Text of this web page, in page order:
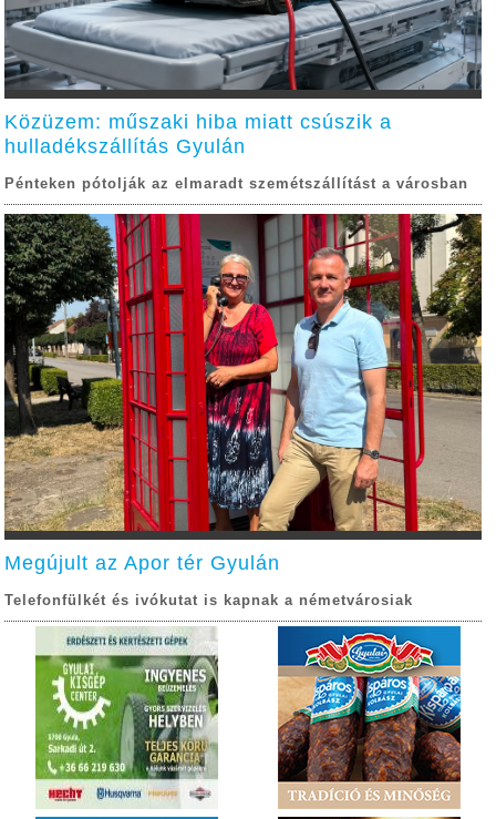
Közüzem: műszaki hiba miatt csúszik a
hulladékszállítás Gyulán
Pénteken pótolják az elmaradt szemétszállítást a városban
Megújult az Apor tér Gyulán
Telefonfülkét és ivókutat is kapnak a németvárosiak